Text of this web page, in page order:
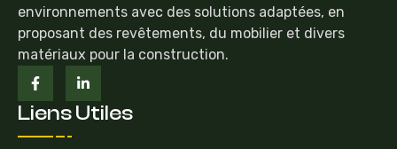
environnements avec des solutions adaptées, en
proposant des revêtements, du mobilier et divers
matériaux pour la construction.
Liens Utiles